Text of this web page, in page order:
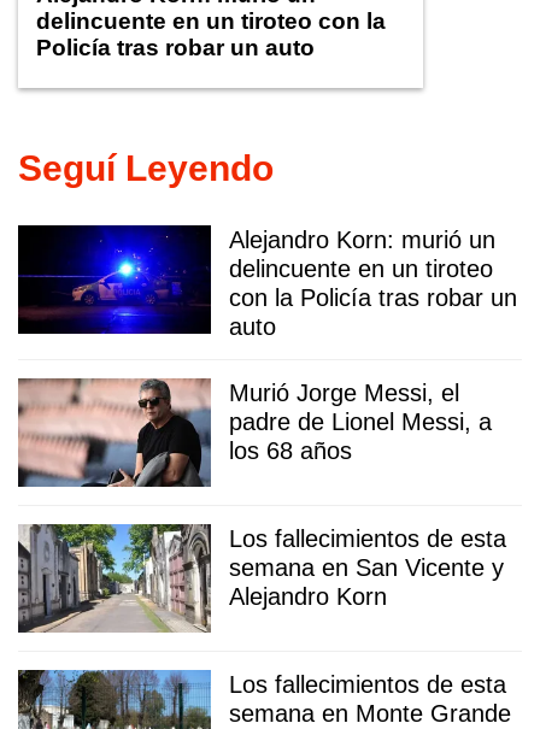
delincuente en un tiroteo con la
Policía tras robar un auto
Seguí Leyendo
Alejandro Korn: murió un
delincuente en un tiroteo
con la Policía tras robar un
auto
Murió Jorge Messi, el
padre de Lionel Messi, a
los 68 años
Los fallecimientos de esta
semana en San Vicente y
Alejandro Korn
Los fallecimientos de esta
semana en Monte Grande